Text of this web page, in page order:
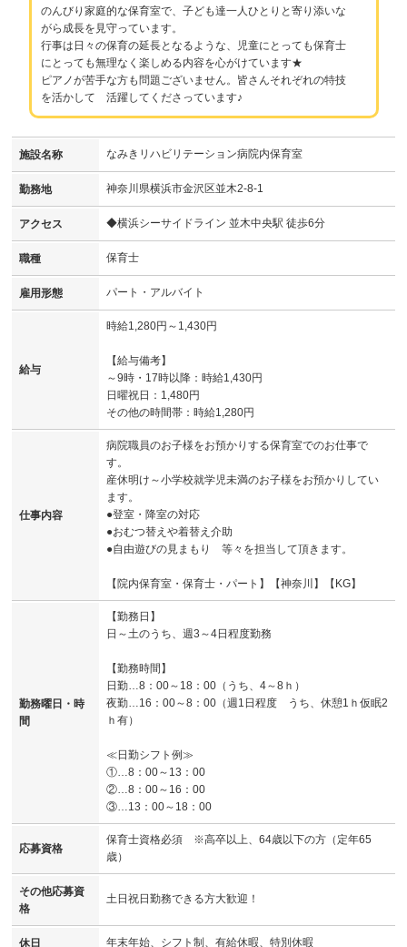
のんびり家庭的な保育室で、子ども達一人ひとりと寄り添いな
がら成長を見守っています。
行事は日々の保育の延長となるような、児童にとっても保育士
にとっても無理なく楽しめる内容を心がけています★
ピアノが苦手な方も問題ございません。皆さんそれぞれの特技
を活かして 活躍してくださっています♪
施設名称 なみきリハビリテーション病院内保育室
勤務地 神奈川県横浜市金沢区並木2-8-1
アクセス ◆横浜シーサイドライン 並木中央駅 徒歩6分
職種 保育士
雇用形態 パート・アルバイト
給与
時給1,280円～1,430円
【給与備考】
～9時・17時以降：時給1,430円
日曜祝日：1,480円
その他の時間帯：時給1,280円
仕事内容
病院職員のお子様をお預かりする保育室でのお仕事で
す。
産休明け～小学校就学児未満のお子様をお預かりしてい
ます。
●登室・降室の対応
●おむつ替えや着替え介助
●自由遊びの見まもり 等々を担当して頂きます。
【院内保育室・保育士・パート】【神奈川】【KG】
勤務曜日・時
間
【勤務日】
日～土のうち、週3～4日程度勤務
【勤務時間】
日勤…8：00～18：00（うち、4～8ｈ）
夜勤…16：00～8：00（週1日程度 うち、休憩1ｈ仮眠2
ｈ有）
≪日勤シフト例≫
①…8：00～13：00
②…8：00～16：00
③…13：00～18：00
応募資格
保育士資格必須 ※高卒以上、64歳以下の方（定年65
歳）
その他応募資
格
土日祝日勤務できる方大歓迎！
休日 年末年始、シフト制、有給休暇、特別休暇